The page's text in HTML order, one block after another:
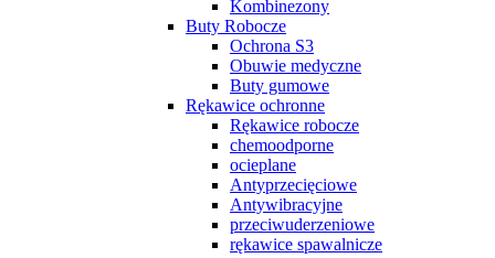
Kombinezony
Buty Robocze
Ochrona S3
Obuwie medyczne
Buty gumowe
Rękawice ochronne
Rękawice robocze
chemoodporne
ocieplane
Antyprzecięciowe
Antywibracyjne
przeciwuderzeniowe
rękawice spawalnicze